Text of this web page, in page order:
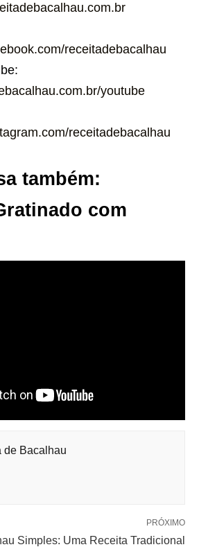
receitadebacalhau
youtube
receitadebacalhau
também:
com
de Bacalhau
PRÓXIMO
Simples: Uma Receita Tradicional